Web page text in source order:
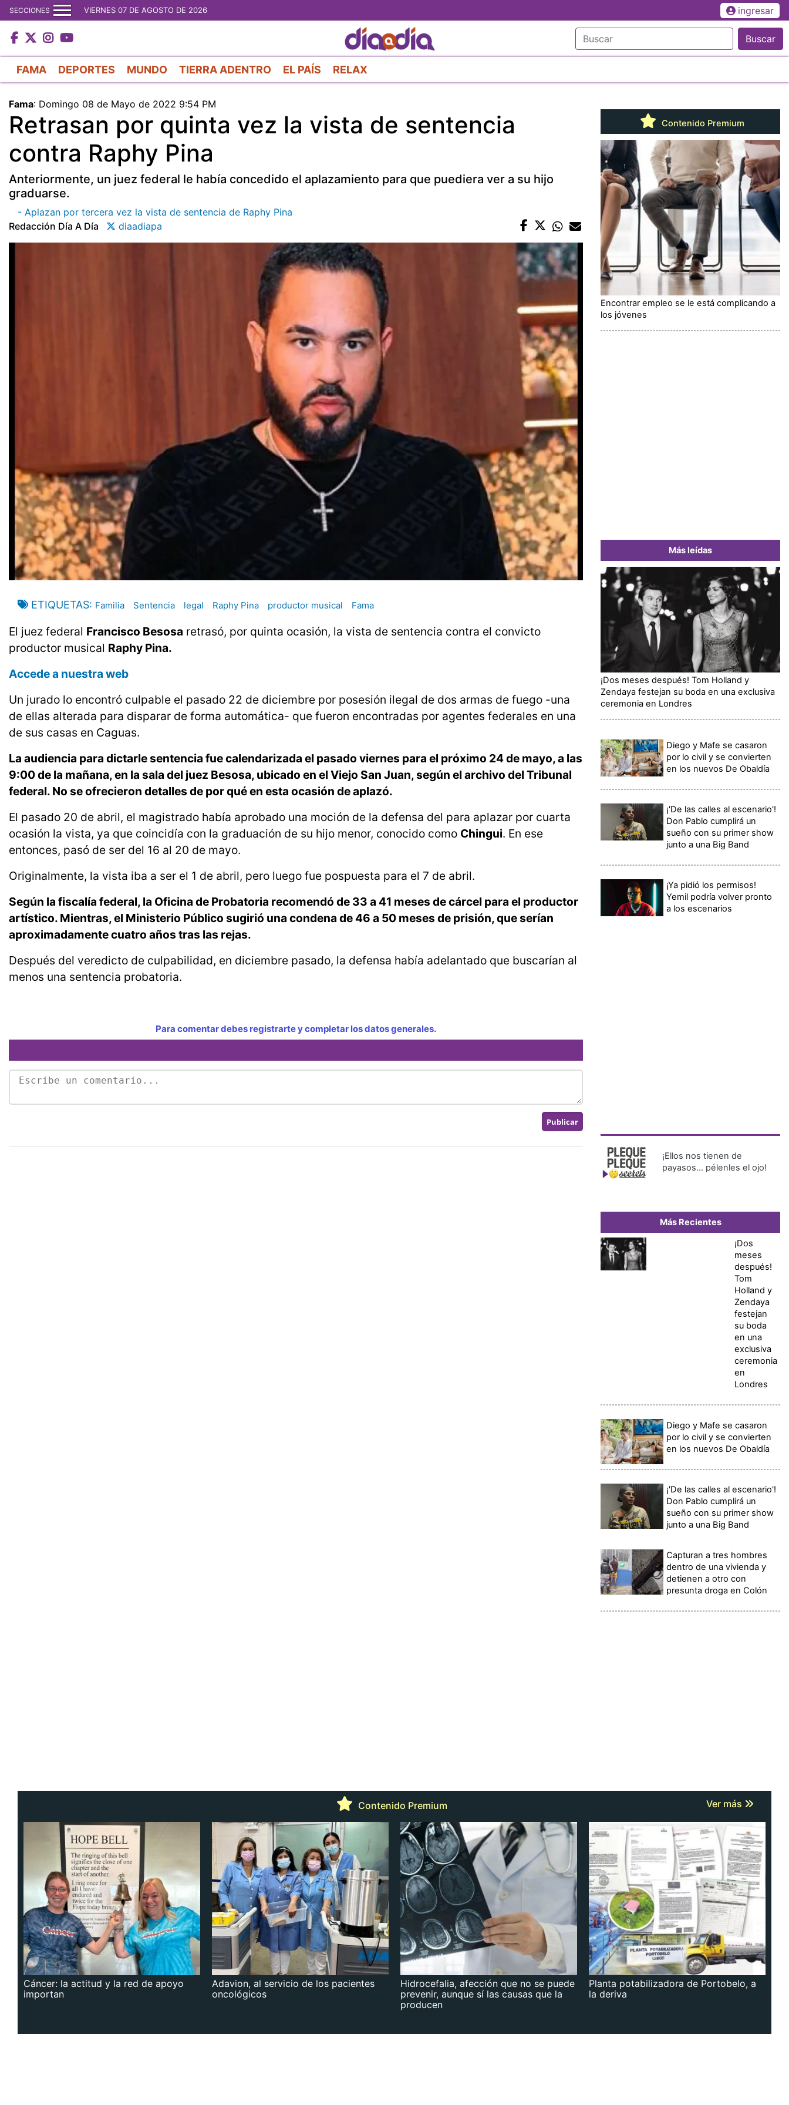
al
contenido
principal
SECCIONES VIERNES 07 DE AGOSTO DE 2026 ingresar
Buscar
FAMA DEPORTES MUNDO TIERRA ADENTRO EL PAÍS RELAX
Fama: Domingo 08 de Mayo de 2022 9:54 PM
Retrasan por quinta vez la vista de sentencia
contra Raphy Pina
Anteriormente, un juez federal le había concedido el aplazamiento para que puediera ver a su hijo
graduarse.
- Aplazan por tercera vez la vista de sentencia de Raphy Pina
Redacción Día A Día
diaadiapa
ETIQUETAS Familia Sentencia legal Raphy Pina productor musical Fama
El juez federal Francisco Besosa retrasó, por quinta ocasión, la vista de sentencia contra el convicto
productor musical Raphy Pina.
Accede a nuestra web
Un jurado lo encontró culpable el pasado 22 de diciembre por posesión ilegal de dos armas de fuego -una
de ellas alterada para disparar de forma automática- que fueron encontradas por agentes federales en una
de sus casas en Caguas.
La audiencia para dictarle sentencia fue calendarizada el pasado viernes para el próximo 24 de mayo, a las
9:00 de la mañana, en la sala del juez Besosa, ubicado en el Viejo San Juan, según el archivo del Tribunal
federal. No se ofrecieron detalles de por qué en esta ocasión de aplazó.
El pasado 20 de abril, el magistrado había aprobado una moción de la defensa del para aplazar por cuarta
ocasión la vista, ya que coincidía con la graduación de su hijo menor, conocido como Chingui. En ese
entonces, pasó de ser del 16 al 20 de mayo.
Originalmente, la vista iba a ser el 1 de abril, pero luego fue pospuesta para el 7 de abril.
Según la fiscalía federal, la Oficina de Probatoria recomendó de 33 a 41 meses de cárcel para el productor
artístico. Mientras, el Ministerio Público sugirió una condena de 46 a 50 meses de prisión, que serían
aproximadamente cuatro años tras las rejas.
Después del veredicto de culpabilidad, en diciembre pasado, la defensa había adelantado que buscarían al
menos una sentencia probatoria.
Para comentar debes registrarte y completar los datos generales.
Contenido Premium
Encontrar empleo se le está complicando a
los jóvenes
Más leídas
¡Dos meses después! Tom Holland y
Zendaya festejan su boda en una exclusiva
ceremonia en Londres
Diego y Mafe se casaron
por lo civil y se convierten
en los nuevos De Obaldía
¡'De las calles al escenario'!
Don Pablo cumplirá un
sueño con su primer show
junto a una Big Band
¡Ya pidió los permisos!
Yemil podría volver pronto
a los escenarios
¡Ellos nos tienen de
payasos… pélenles el ojo!
Más Recientes
¡Dos
meses
después!
Tom
Holland y
Zendaya
festejan
su boda
en una
exclusiva
ceremonia
en
Londres
Diego y Mafe se casaron
por lo civil y se convierten
en los nuevos De Obaldía
¡'De las calles al escenario'!
Don Pablo cumplirá un
sueño con su primer show
junto a una Big Band
Capturan a tres hombres
dentro de una vivienda y
detienen a otro con
presunta droga en Colón
Contenido Premium Ver más
Cáncer: la actitud y la red de apoyo
importan
Adavion, al servicio de los pacientes
oncológicos
Hidrocefalia, afección que no se puede
prevenir, aunque sí las causas que la
producen
Planta potabilizadora de Portobelo, a
la deriva